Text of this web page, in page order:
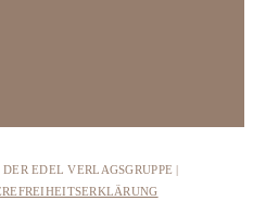
EDEL VERLAGSGRUPPE |